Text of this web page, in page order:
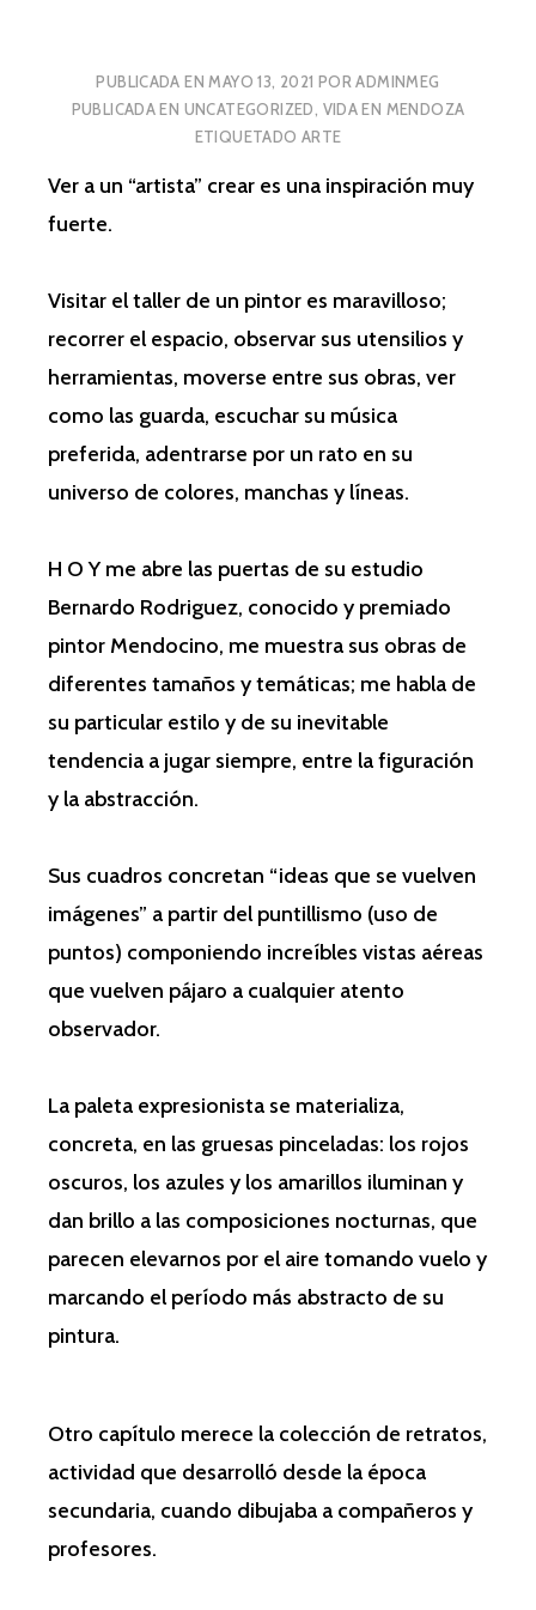
PUBLICADA EN MAYO 13, 2021 PORADMINMEG
PUBLICADA EN UNCATEGORIZED, VIDA EN MENDOZA
ETIQUETADO ARTE
Ver a un “artista” crear es una inspiración muy
fuerte.
Visitar el taller de un pintor es maravilloso;
recorrer el espacio, observar sus utensilios y
herramientas, moverse entre sus obras, ver
como las guarda, escuchar su música
preferida, adentrarse por un rato en su
universo de colores, manchas y líneas.
H O Y me abre las puertas de su estudio
Bernardo Rodriguez, conocido y premiado
pintor Mendocino, me muestra sus obras de
diferentes tamaños y temáticas; me habla de
su particular estilo y de su inevitable
tendencia a jugar siempre, entre la figuración
y la abstracción.
Sus cuadros concretan “ideas que se vuelven
imágenes” a partir del puntillismo (uso de
puntos) componiendo increíbles vistas aéreas
que vuelven pájaro a cualquier atento
observador.
La paleta expresionista se materializa,
concreta, en las gruesas pinceladas: los rojos
oscuros, los azules y los amarillos iluminan y
dan brillo a las composiciones nocturnas, que
parecen elevarnos por el aire tomando vuelo y
marcando el período más abstracto de su
pintura.
Otro capítulo merece la colección de retratos,
actividad que desarrolló desde la época
secundaria, cuando dibujaba a compañeros y
profesores.